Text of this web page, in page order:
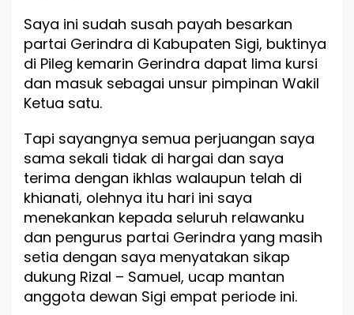
a
p
M
u
n
D
a
r
P
a
r
a
i
G
Saya ini sudah susah payah besarkan
partai Gerindra di Kabupaten Sigi, buktinya
di Pileg kemarin Gerindra dapat lima kursi
dan masuk sebagai unsur pimpinan Wakil
Ketua satu.
Tapi sayangnya semua perjuangan saya
sama sekali tidak di hargai dan saya
terima dengan ikhlas walaupun telah di
khianati, olehnya itu hari ini saya
menekankan kepada seluruh relawanku
dan pengurus partai Gerindra yang masih
setia dengan saya menyatakan sikap
dukung Rizal – Samuel, ucap mantan
anggota dewan Sigi empat periode ini.